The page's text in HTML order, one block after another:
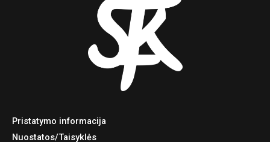
Pristatymo informacija
Nuostatos/Taisyklės